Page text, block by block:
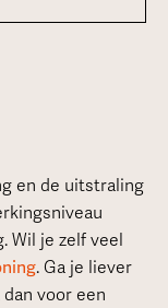
en de uitstraling
Wil je zelf veel
. Ga je liever
voor een